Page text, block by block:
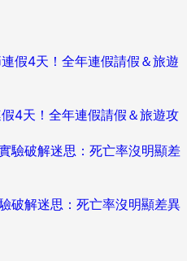
4天！全年連假請假＆旅遊攻
破解迷思：死亡率沒明顯差異